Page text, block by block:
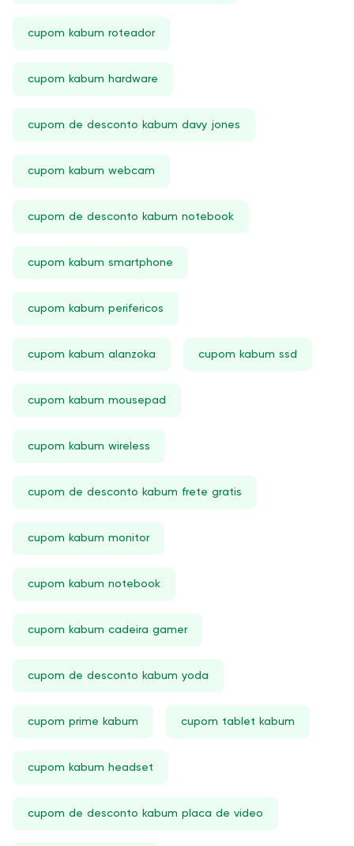
cupom kabum roteador
cupom kabum hardware
cupom de desconto kabum davy jones
cupom kabum webcam
cupom de desconto kabum notebook
cupom kabum smartphone
cupom kabum perifericos
cupom kabum alanzoka cupom kabum ssd
cupom kabum mousepad
cupom kabum wireless
cupom de desconto kabum frete gratis
cupom kabum monitor
cupom kabum notebook
cupom kabum cadeira gamer
cupom de desconto kabum yoda
cupom prime kabum cupom tablet kabum
cupom kabum headset
cupom de desconto kabum placa de video